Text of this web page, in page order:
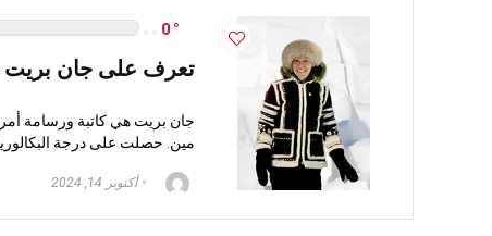
0
تعرف على جان بريت –
مين. حصلت على درجة
أكتوبر 14, 2024